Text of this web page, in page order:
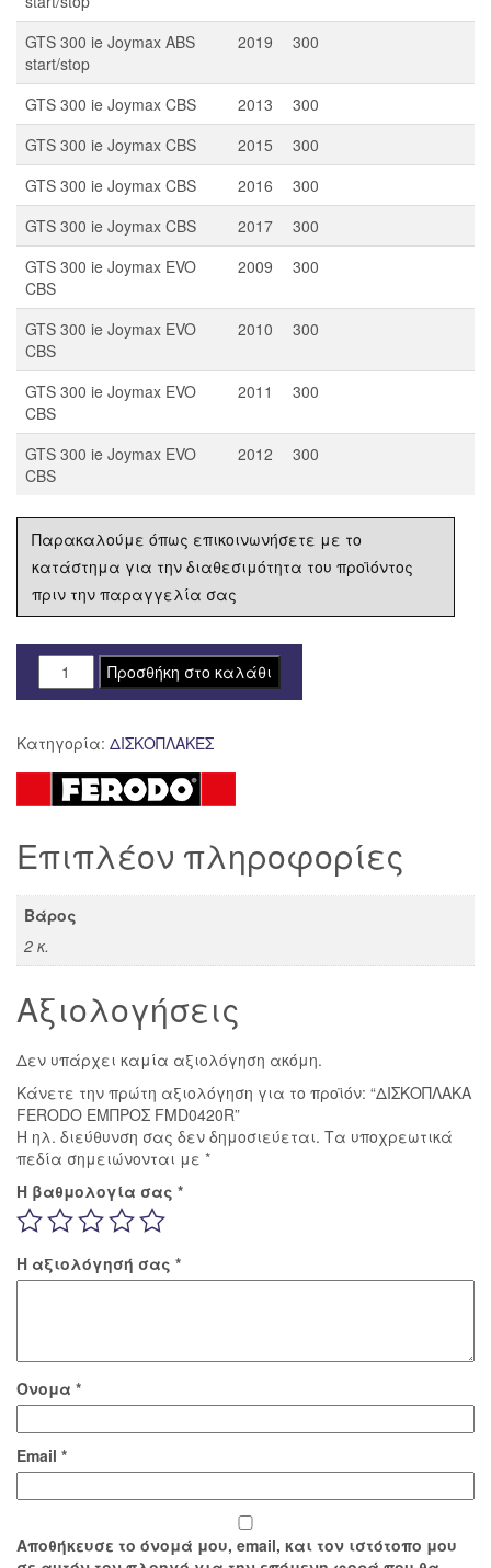
GTS 300 ie Joymax ABS
start/stop
2019 300
GTS 300 ie Joymax CBS 2013
300
GTS 300 ie Joymax CBS
2015
300
GTS 300 ie Joymax CBS
2016
300
GTS 300 ie Joymax CBS
2017
300
GTS 300 ie Joymax EVO
CBS
2009 300
GTS 300 ie Joymax EVO
CBS
2010 300
GTS 300 ie Joymax EVO
CBS
2011 300
GTS 300 ie Joymax EVO
CBS
2012 300
Παρακαλούμε όπως επικοινωνήσετε με το
κατάστημα για την διαθεσιμότητα του προϊόντος
πριν την παραγγελία σας
ΔΙΣΚΟΠΛΑΚΑ
FERODO
FMD0420R
ποσότητα
Προσθήκη στο καλάθι
Κατηγορία: ΔΙΣΚΟΠΛΑΚΕΣ
Επιπλέον πληροφορίες
Βάρος
2 κ.
Αξιολογήσεις
Δεν υπάρχει καμία αξιολόγηση ακόμη.
Κάνετε την πρώτη αξιολόγηση για το προϊόν: “ΔΙΣΚΟΠΛΑΚΑ
FERODO ΕΜΠΡΟΣ FMD0420R”
Η ηλ. διεύθυνση σας δεν δημοσιεύεται. Τα υποχρεωτικά
πεδία σημειώνονται με *
Η βαθμολογία σας *
Η αξιολόγησή σας *
Όνομα *
Email *
Αποθήκευσε το όνομά μου, email, και τον ιστότοπο μου